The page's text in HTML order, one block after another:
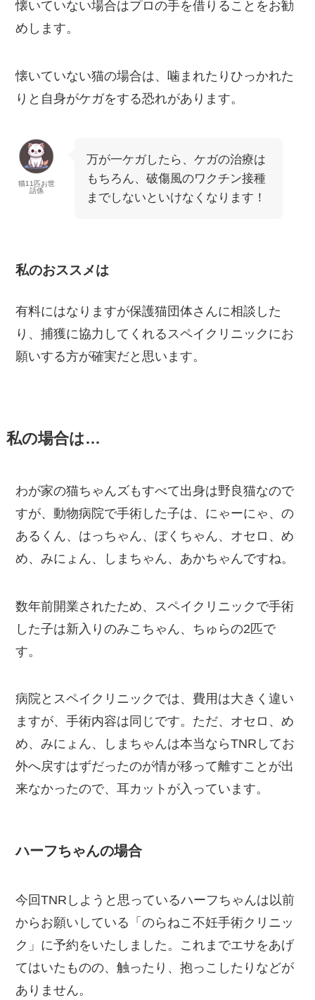
懐いていない場合はプロの手を借りることをお勧
めします。
懐いていない猫の場合は、噛まれたりひっかれた
りと自身がケガをする恐れがあります。
猫11匹お世
話係
万が一ケガしたら、ケガの治療は
もちろん、破傷風のワクチン接種
までしないといけなくなります！
私のおススメは
有料にはなりますが保護猫団体さんに相談した
り、捕獲に協力してくれるスペイクリニックにお
願いする方が確実だと思います。
私の場合は…
わが家の猫ちゃんズもすべて出身は野良猫なので
すが、動物病院で手術した子は、にゃーにゃ、の
あるくん、はっちゃん、ぼくちゃん、オセロ、め
め、みにょん、しまちゃん、あかちゃんですね。
数年前開業されたため、スペイクリニックで手術
した子は新入りのみこちゃん、ちゅらの2匹で
す。
病院とスペイクリニックでは、費用は大きく違い
ますが、手術内容は同じです。ただ、オセロ、め
め、みにょん、しまちゃんは本当ならTNRしてお
外へ戻すはずだったのが情が移って離すことが出
来なかったので、耳カットが入っています。
ハーフちゃんの場合
今回TNRしようと思っているハーフちゃんは以前
からお願いしている「のらねこ不妊手術クリニッ
ク」に予約をいたしました。これまでエサをあげ
てはいたものの、触ったり、抱っこしたりなどが
ありません。